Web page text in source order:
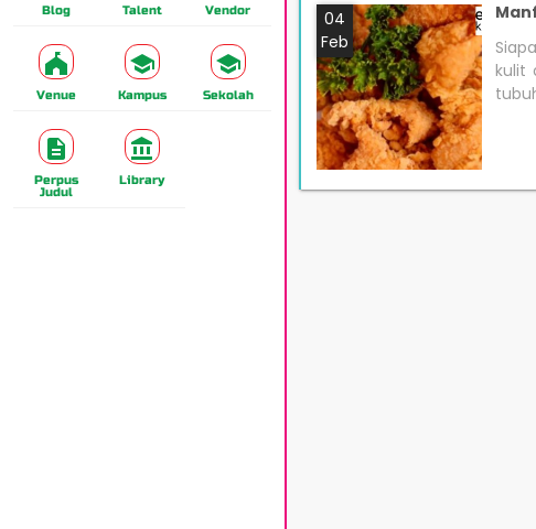
Blog Talent Vendor
Venue Kampus Sekolah
Perpus
Judul
Library
04
Feb
kulit